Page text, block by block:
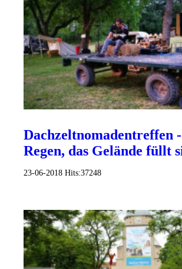
Dachzeltnomadentreffen
Regen, das Gelände füllt
23-06-2018 Hits:37248